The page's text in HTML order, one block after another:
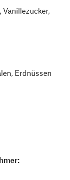
Vanillezucker,
Erdnüssen